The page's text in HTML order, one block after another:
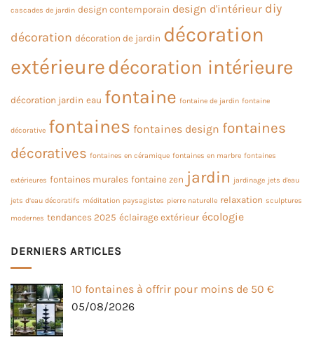
cascades de jardin design contemporain design d'intérieur diy
décoration décoration de jardin décoration
extérieuredécoration intérieure
décoration jardin eau fontaine fontaine de jardin fontaine
décorative fontaines fontaines design fontaines
décoratives fontaines en céramique fontaines en marbre fontaines
extérieures fontaines murales fontaine zen jardin jardinage jets d'eau
jets d’eau décoratifs méditation paysagistes pierre naturelle relaxation sculptures
modernes tendances 2025 éclairage extérieur écologie
DERNIERS ARTICLES
10 fontaines à offrir pour moins de 50 €
05/08/2026